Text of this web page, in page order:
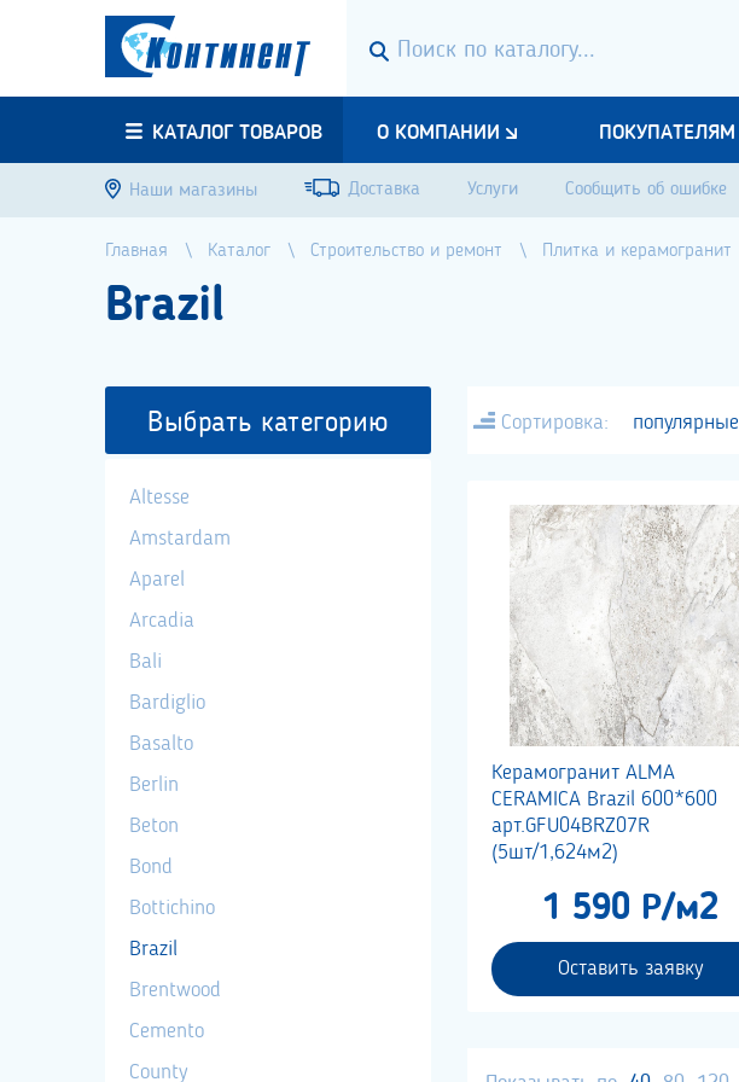
КАТАЛОГ ТОВАРОВ О КОМПАНИИ ПОКУПАТЕЛЯМ
Наши магазины Доставка Услуги Сообщить об ошибке
Главная Каталог Строительство и ремонт Плитка и керамогранит
Brazil
Выбрать категорию
Altesse
Amstardam
Aparel
Arcadia
Bali
Bardiglio
Basalto
Berlin
Beton
Bond
Bottichino
Brazil
Brentwood
Cemento
County
Сортировка: популярные
Керамогранит ALMA
CERAMICA Brazil 600*600
арт.GFU04BRZ07R
(5шт/1,624м2)
1 590 Р/м2
Оставить заявку